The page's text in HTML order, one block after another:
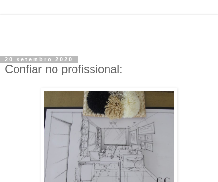
20 setembro 2020
Confiar no profissional: